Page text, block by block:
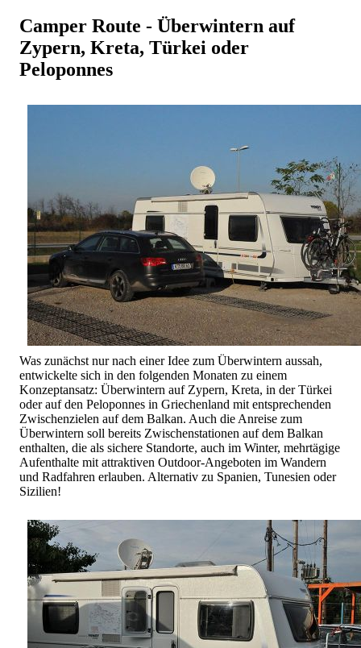
Camper Route - Überwintern auf
Zypern, Kreta, Türkei oder
Peloponnes
Was zunächst nur nach einer Idee zum Überwintern aussah,
entwickelte sich in den folgenden Monaten zu einem
Konzeptansatz: Überwintern auf Zypern, Kreta, in der Türkei
oder auf den Peloponnes in Griechenland mit entsprechenden
Zwischenzielen auf dem Balkan. Auch die Anreise zum
Überwintern soll bereits Zwischenstationen auf dem Balkan
enthalten, die als sichere Standorte, auch im Winter, mehrtägige
Aufenthalte mit attraktiven Outdoor-Angeboten im Wandern
und Radfahren erlauben. Alternativ zu Spanien, Tunesien oder
Sizilien!